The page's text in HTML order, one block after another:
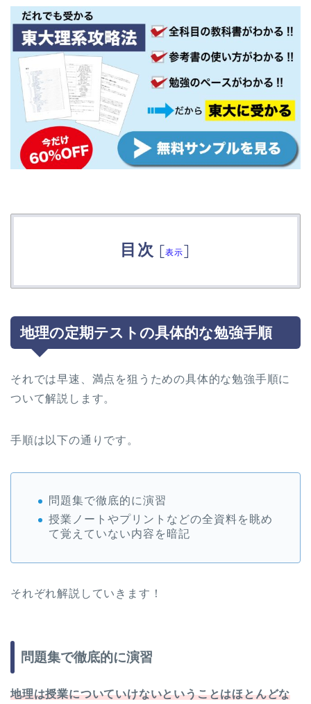
目次 [表示]
地理の定期テストの具体的な勉強手順
それでは早速、満点を狙うための具体的な勉強手順に
ついて解説します。
手順は以下の通りです。
問題集で徹底的に演習
授業ノートやプリントなどの全資料を眺め
て覚えていない内容を暗記
それぞれ解説していきます！
問題集で徹底的に演習
地理は授業についていけないということはほとんどな